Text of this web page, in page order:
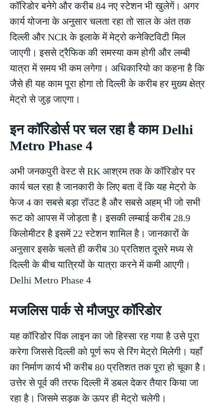
कॉरिडोर बनेगे और करीब 84 नए स्टेशन भी खुलेगें। अगर
कार्य योजना के अनुसार चलता रहा तो साल के अंत तक
दिल्ली और NCR के इलाके में मेट्रो कनेक्टिविटी मिल
जाएगी। इससे ट्रैफिक की समस्या कम होगी और लम्बी
यात्रा में समय भी कम लगेगा। अधिकारियो का कहना है कि
जैसे ही यह काम पूरा होगा तो दिल्ली के करीब हर मुख्य क्षेत्र
मेट्रो से जुड़ जाएगा।
इन कॉरिडोर्स पर चल रहा है काम Delhi
Metro Phase 4
अभी जनकपुरी वेस्ट से RK आश्रम तक के कॉरिडोर पर
कार्य चल रहा है जानकारी के लिए बता दें कि यह मेट्रो के
फेज 4 का सबसे बड़ा रॉउट है और सबसे अहम् भी जो सभी
रूट को आपस में जोड़ता है। इसकी लम्बाई करीब 28.9
किलोमीटर है इसमें 22 स्टेशन शामिल है। जानकारों के
अनुसार इसके चलते ही करीब 30 प्रतिशत दूसरे मध्य से
दिल्ली के बीच यात्रियों के यात्रा करने में कमी आएगी।
Delhi Metro Phase 4
मजलिस पार्क से मौजपुर कॉरिडोर
यह कॉरिडोर पिंक लाइन का जो हिस्सा रह गया है उसे पूरा
करेगा जिससे दिल्ली को पूर्ण रूप से रिंग मेट्रो मिलेगी। यहाँ
का निर्माण कार्य भी करीब 80 प्रतिशत तक पूरा हो चूका है।
उत्तेर से पूर्व की तरफ दिल्ली में डबल देकर तैयार किया जा
रहा है। जिसमे सड़क के ऊपर ही मेट्रो चलेगी।